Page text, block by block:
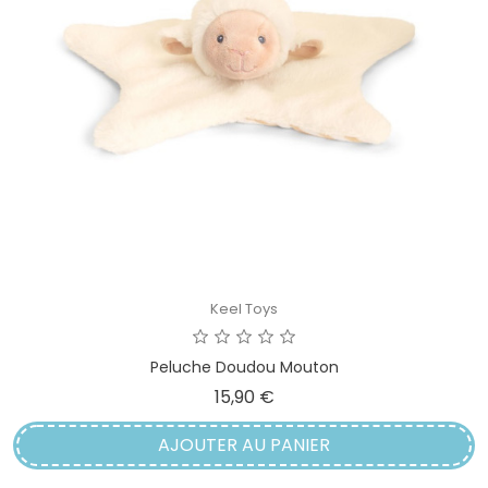
Keel Toys
Peluche Doudou Mouton
15,90 €Prix
AJOUTER AU PANIER